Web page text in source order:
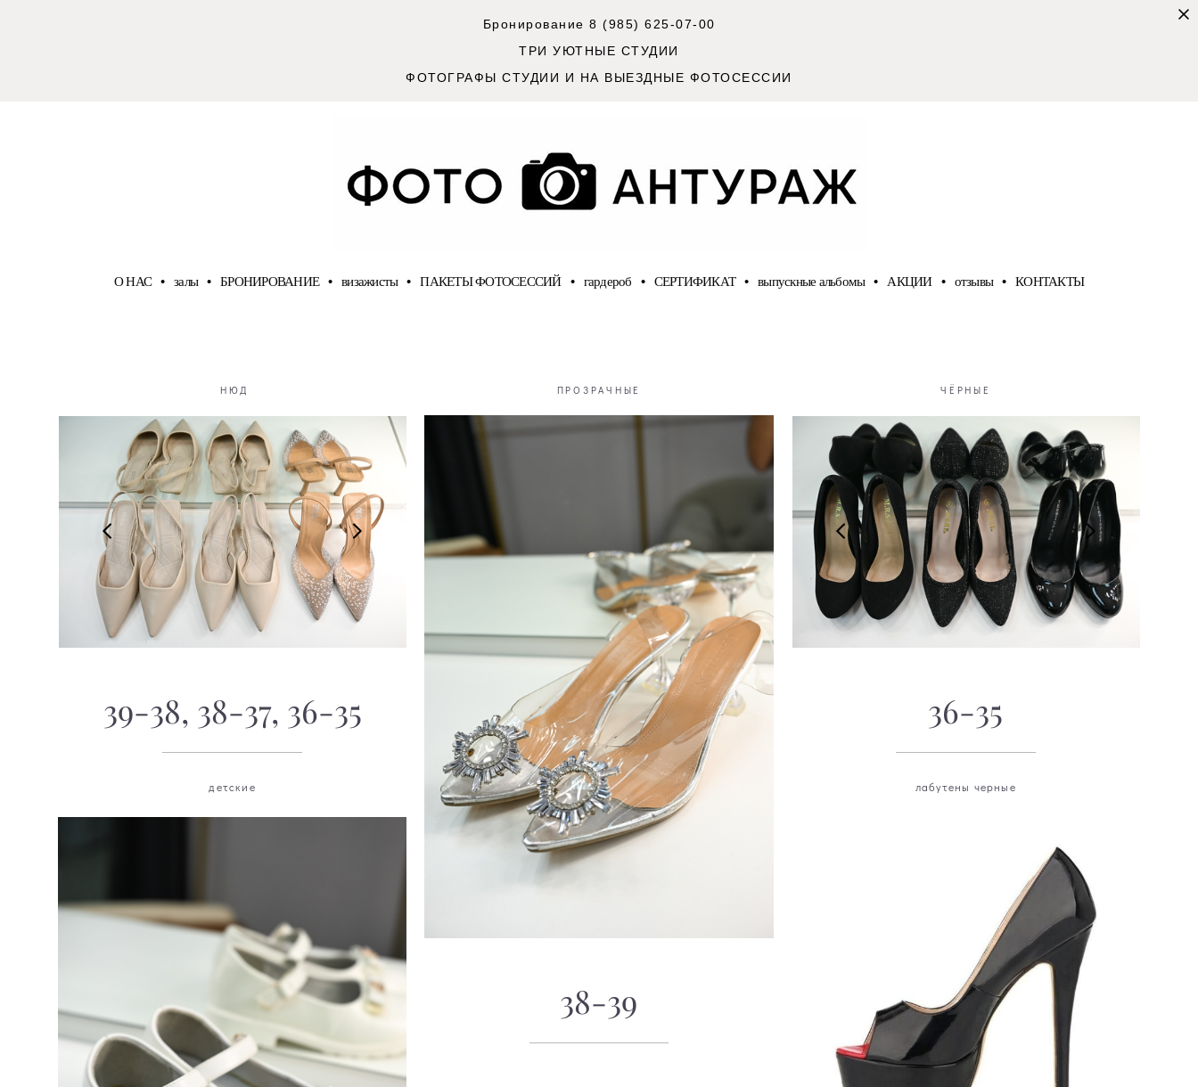
Бронирование 8 (985) 625-07-00
ТРИ УЮТНЫЕ СТУДИИ
ФОТОГРАФЫ СТУДИИ И НА ВЫЕЗДНЫЕ ФОТОСЕССИИ
О НАС • залы • БРОНИРОВАНИЕ • визажисты • ПАКЕТЫ ФОТОСЕССИЙ • гардероб • СЕРТИФИКАТ • выпускные альбомы • АКЦИИ • отзывы • КОНТАКТЫ
НЮД
39-38, 38-37, 36-35
детские
ПРОЗРАЧНЫЕ
38-39
ЧЁРНЫЕ
36-35
лабутены черные